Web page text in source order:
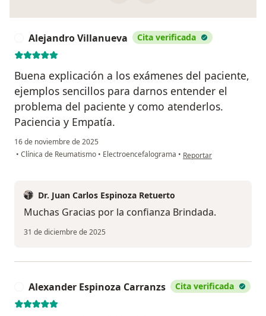
Alejandro Villanueva Cita verificada
Buena explicación a los exámenes del paciente,
ejemplos sencillos para darnos entender el
problema del paciente y como atenderlos.
Paciencia y Empatía.
16 de noviembre de 2025
• Clínica de Reumatismo • Electroencefalograma • en opinión del usuario
Reportar
Dr. Juan Carlos Espinoza Retuerto
Muchas Gracias por la confianza Brindada.
31 de diciembre de 2025
Alexander Espinoza Carranzs Cita verificada